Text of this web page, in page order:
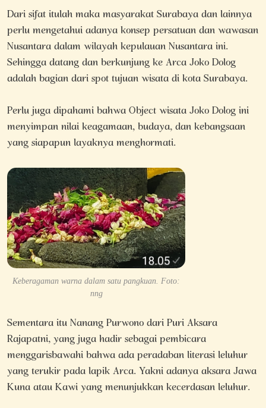
Dari sifat itulah maka masyarakat Surabaya dan lainnya
perlu mengetahui adanya konsep persatuan dan wawasan
Nusantara dalam wilayah kepulauan Nusantara ini.
Sehingga datang dan berkunjung ke Arca Joko Dolog
adalah bagian dari spot tujuan wisata di kota Surabaya.
Perlu juga dipahami bahwa Object wisata Joko Dolog ini
menyimpan nilai keagamaan, budaya, dan kebangsaan
yang siapapun layaknya menghormati.
Keberagaman warna dalam satu pangkuan. Foto:
nng
Sementara itu Nanang Purwono dari Puri Aksara
Rajapatni, yang juga hadir sebagai pembicara
menggarisbawahi bahwa ada peradaban literasi leluhur
yang terukir pada lapik Arca. Yakni adanya aksara Jawa
Kuna atau Kawi yang menunjukkan kecerdasan leluhur.